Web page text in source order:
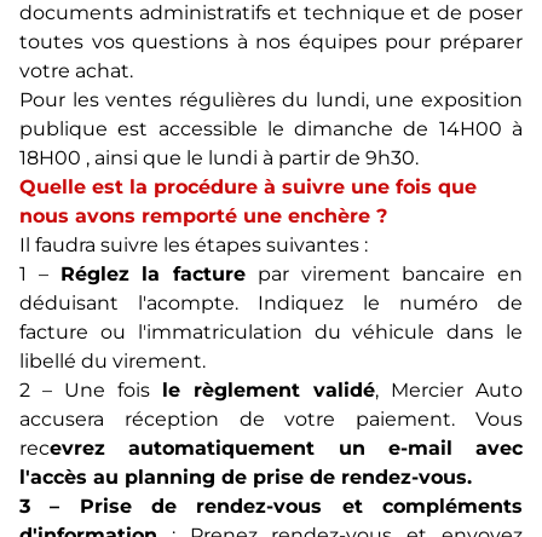
documents administratifs et technique et de poser
toutes vos questions à nos équipes pour préparer
votre achat.
Pour les ventes régulières du lundi, une exposition
publique est accessible le dimanche de 14H00 à
18H00 , ainsi que le lundi à partir de 9h30.
Quelle est la procédure à suivre une fois que
nous avons remporté une enchère ?
Il faudra suivre les étapes suivantes :
1 – Réglez la facture par virement bancaire en
déduisant l'acompte. Indiquez le numéro de
facture ou l'immatriculation du véhicule dans le
libellé du virement.
2 – Une fois le règlement validé, Mercier Auto
accusera réception de votre paiement. Vous
recevrez automatiquement un e-mail avec
l'accès au planning de prise de rendez-vous.
3 – Prise de rendez-vous et compléments